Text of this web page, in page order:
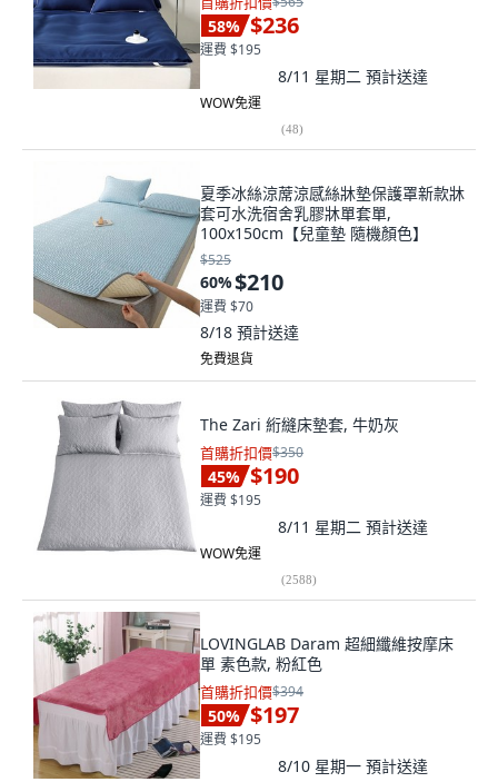
58% $236
運費 $195
8/11 星期二 預計送達
WOW免運
(48)
夏季冰絲涼蓆涼感絲牀墊保護罩新款牀
套可水洗宿舍乳膠牀單套單,
100x150cm【兒童墊 隨機顏色】
$525
60%$210
運費 $70
8/18 預計送達
免費退貨
The Zari 絎縫床墊套, 牛奶灰
首購折扣價$350
45% $190
運費 $195
8/11 星期二 預計送達
WOW免運
(2588)
LOVINGLAB Daram 超細纖維按摩床
單 素色款, 粉紅色
首購折扣價$394
50% $197
運費 $195
8/10 星期一 預計送達